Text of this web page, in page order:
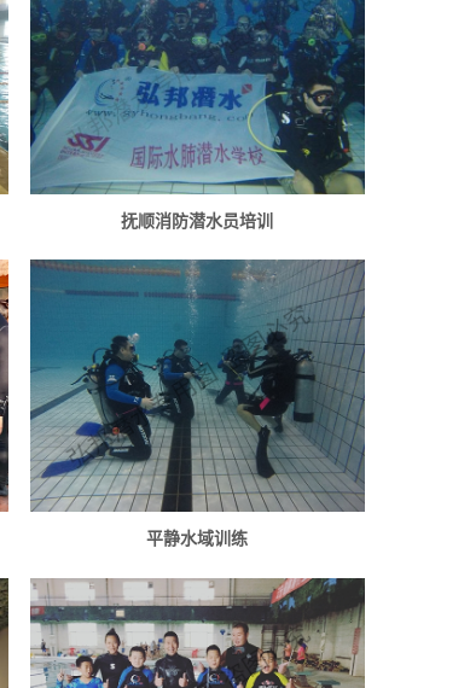
抚顺消防潜水员培训
平静水域训练